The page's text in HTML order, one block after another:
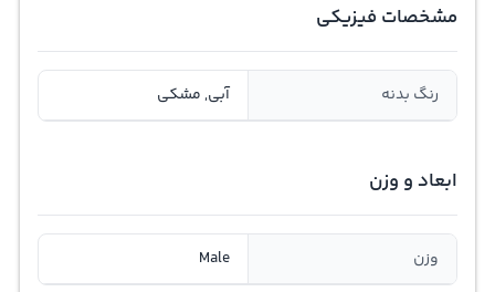
مشخصات فیزیکی
رنگ بدنه آبی, مشکی
ابعاد و وزن
وزن Male